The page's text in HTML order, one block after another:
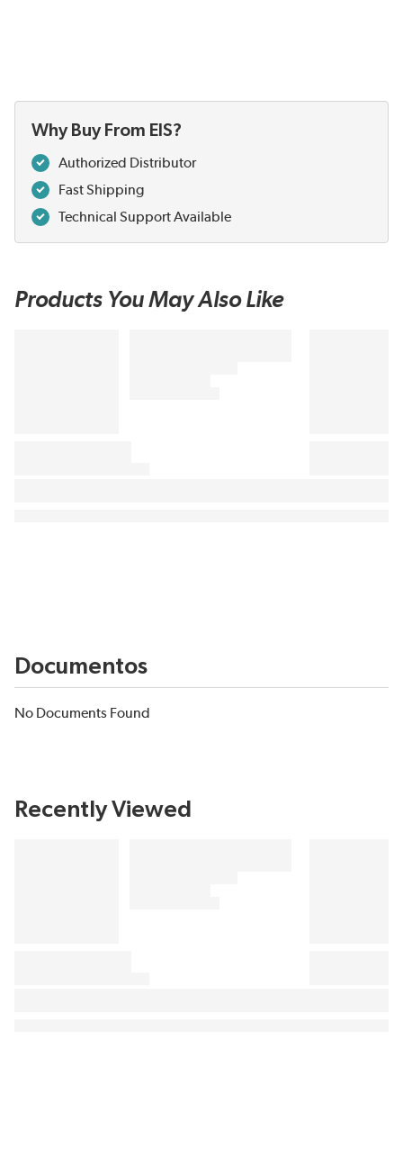
Why Buy From EIS?
Authorized Distributor
Fast Shipping
Technical Support Available
Products You May Also Like
Documentos
No Documents Found
Recently Viewed